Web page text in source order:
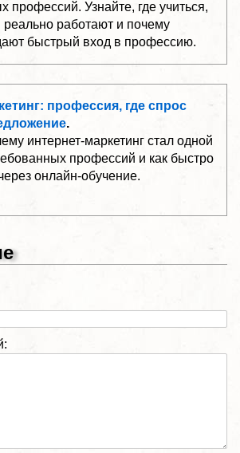
профессий. Узнайте, где учиться,
работают и почему
быстрый вход в профессию.
профессия, где спрос
.
интернет-маркетинг стал одной
профессий и как быстро
онлайн-обучение.